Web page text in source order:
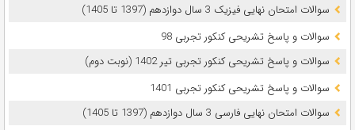
سوالات امتحان نهایی فیزیک 3 سال دوازدهم (1397 تا 1405)
سوالات و پاسخ تشریحی کنکور تجربی 98
سوالات و پاسخ تشریحی کنکور تجربی تیر 1402 (نوبت دوم)
سوالات و پاسخ تشریحی کنکور تجربی 1401
سوالات امتحان نهایی فارسی 3 سال دوازدهم (1397 تا 1405)